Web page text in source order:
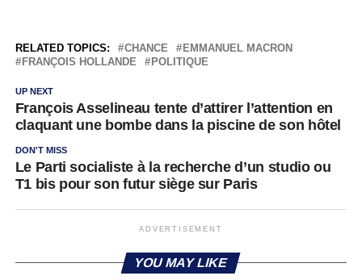
RELATED TOPICS: CHANCE
EMMANUEL MACRON
FRANÇOIS HOLLANDE
POLITIQUE
UP NEXT
François Asselineau tente d’attirer l’attention en
claquant une bombe dans la piscine de son hôtel
DON'T MISS
Le Parti socialiste à la recherche d’un studio ou
T1 bis pour son futur siège sur Paris
ADVERTISEMENT
YOU MAY LIKE